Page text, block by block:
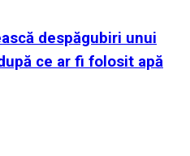
despăgubiri unui
ce ar fi folosit apă